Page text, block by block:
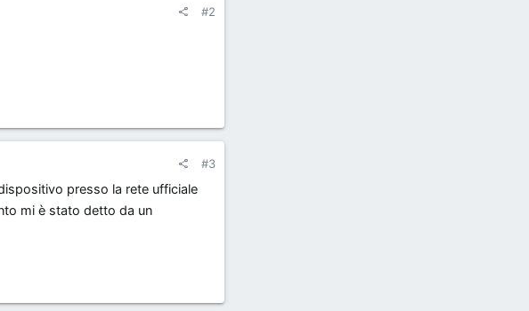
#2
#3
presso la rete ufficiale
mi è stato detto da un